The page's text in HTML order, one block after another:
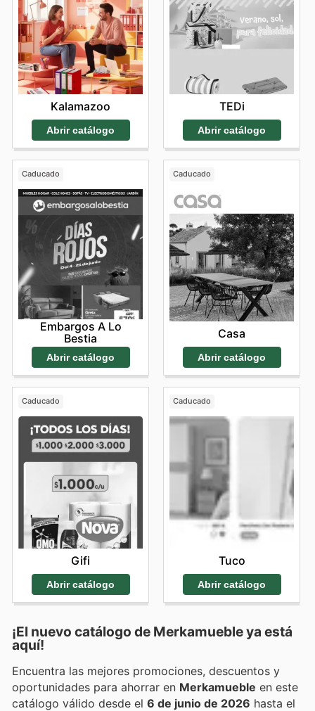
Kalamazoo
Abrir catálogo
TEDi
Abrir catálogo
Caducado
Embargos A Lo
Bestia
Abrir catálogo
Caducado
Casa
Abrir catálogo
Caducado
Gifi
Abrir catálogo
Caducado
Tuco
Abrir catálogo
¡El nuevo catálogo de Merkamuebleya está
aquí!
Encuentra las mejores promociones, descuentos y
oportunidades para ahorrar en Merkamueble en este
catálogo válido desde el 6 de junio de 2026 hasta el